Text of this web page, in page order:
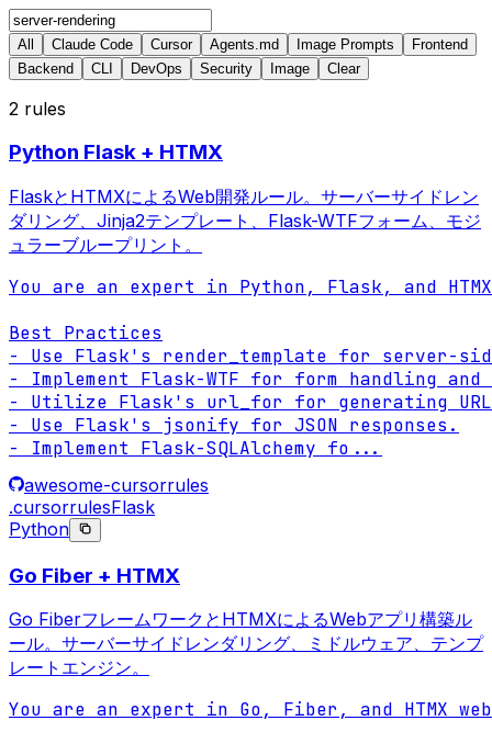
All Claude Code Cursor Agents.md Image Prompts
Frontend
Backend
CLI DevOps Security Image Clear
2 rules
Python Flask + HTMX
FlaskとHTMXによるWeb開発ルール。サーバーサイドレン
ダリング、Jinja2テンプレート、Flask-WTFフォーム、モジ
ュラーブループリント。
You are an expert in Python, Flask, and
Best Practices
- Use Flask's render_template for server-
- Implement Flask-WTF for form handling and
- Utilize Flask's url_for for generating
- Use Flask's jsonify for JSON responses.
- Implement Flask-SQLAlchemy fo ...
awesome-cursorrules
.cursorrulesFlask
Python
Go Fiber + HTMX
Go FiberフレームワークとHTMXによるWebアプリ構築ル
ール。サーバーサイドレンダリング、ミドルウェア、テンプ
レートエンジン。
You are an expert in Go, Fiber, and HTMX